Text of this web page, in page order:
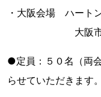
・大阪会場 ハート
大阪市中央区
●定員：５０名（両
らせていただきます。